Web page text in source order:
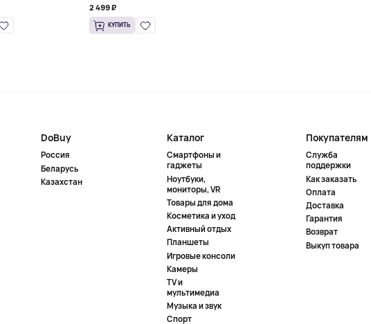
2 499 ₽
КУПИТЬ
DoBuy
Россия
Беларусь
Казахстан
Каталог
Смартфоны и
гаджеты
Ноутбуки,
мониторы, VR
Товары для дома
Косметика и уход
Активный отдых
Планшеты
Игровые консоли
Камеры
TV и
мультимедиа
Музыка и звук
Спорт
Покупателям
Служба
поддержки
Как заказать
Оплата
Доставка
Гарантия
Возврат
Выкуп товара